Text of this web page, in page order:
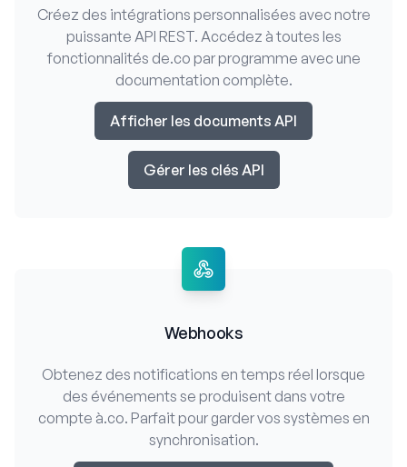
Créez des intégrations personnalisées avec notre
puissante API REST. Accédez à toutes les
fonctionnalités de.co par programme avec une
documentation complète.
Afficher les documents API
Gérer les clés API
Webhooks
Obtenez des notifications en temps réel lorsque
des événements se produisent dans votre
compte à.co. Parfait pour garder vos systèmes en
synchronisation.